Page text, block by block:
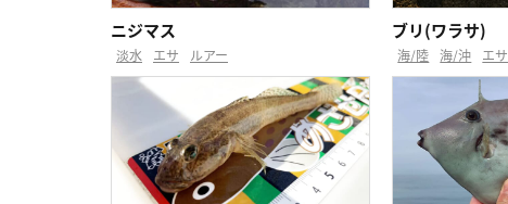
ニジマス
淡水 エサ ルアー
ブリ(ワラサ)
海/陸 海/沖 エサ